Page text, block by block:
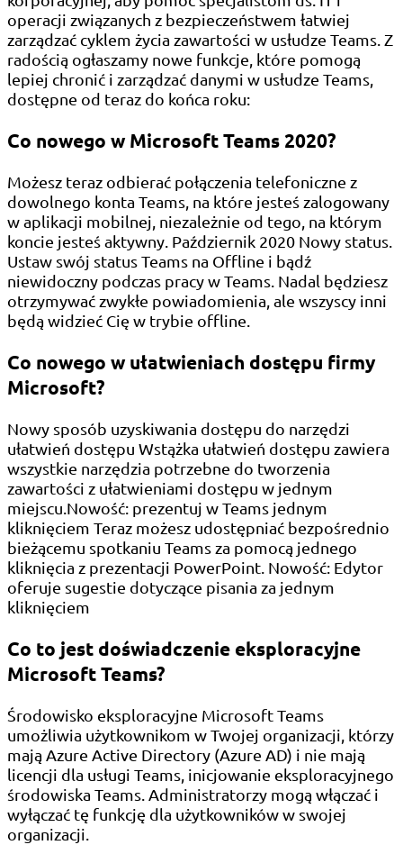
operacji związanych z bezpieczeństwem łatwiej
zarządzać cyklem życia zawartości w usłudze Teams. Z
radością ogłaszamy nowe funkcje, które pomogą
lepiej chronić i zarządzać danymi w usłudze Teams,
dostępne od teraz do końca roku:
Co nowego w Microsoft Teams 2020?
Możesz teraz odbierać połączenia telefoniczne z
dowolnego konta Teams, na które jesteś zalogowany
w aplikacji mobilnej, niezależnie od tego, na którym
koncie jesteś aktywny. Październik 2020 Nowy status.
Ustaw swój status Teams na Offline i bądź
niewidoczny podczas pracy w Teams. Nadal będziesz
otrzymywać zwykłe powiadomienia, ale wszyscy inni
będą widzieć Cię w trybie offline.
Co nowego w ułatwieniach dostępu firmy
Microsoft?
Nowy sposób uzyskiwania dostępu do narzędzi
ułatwień dostępu Wstążka ułatwień dostępu zawiera
wszystkie narzędzia potrzebne do tworzenia
zawartości z ułatwieniami dostępu w jednym
miejscu.Nowość: prezentuj w Teams jednym
kliknięciem Teraz możesz udostępniać bezpośrednio
bieżącemu spotkaniu Teams za pomocą jednego
kliknięcia z prezentacji PowerPoint. Nowość: Edytor
oferuje sugestie dotyczące pisania za jednym
kliknięciem
Co to jest doświadczenie eksploracyjne
Microsoft Teams?
Środowisko eksploracyjne Microsoft Teams
umożliwia użytkownikom w Twojej organizacji, którzy
mają Azure Active Directory (Azure AD) i nie mają
licencji dla usługi Teams, inicjowanie eksploracyjnego
środowiska Teams. Administratorzy mogą włączać i
wyłączać tę funkcję dla użytkowników w swojej
organizacji.